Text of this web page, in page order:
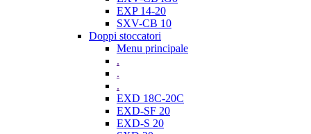
EXP 14-20
SXV-CB 10
Doppi stoccatori
Menu principale
.
.
.
EXD 18C-20C
EXD-SF 20
EXD-S 20